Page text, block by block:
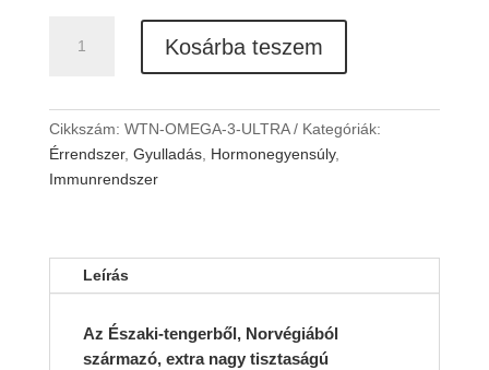
OMEGA-
mennyiség
Kosárba teszem
Cikkszám: WTN-OMEGA-3-ULTRA
Kategóriák:
Érrendszer, Gyulladás, Hormonegyensúly,
Immunrendszer
Leírás
Az Északi-tengerből, Norvégiából
származó, extra nagy tisztaságú